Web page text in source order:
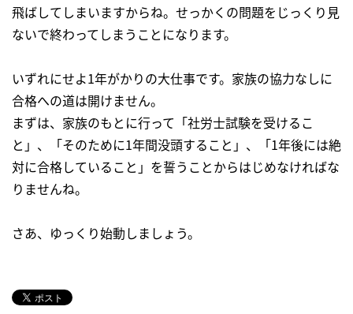
飛ばしてしまいますからね。せっかくの問題をじっくり見
ないで終わってしまうことになります。
いずれにせよ1年がかりの大仕事です。家族の協力なしに
合格への道は開けません。
まずは、家族のもとに行って「社労士試験を受けるこ
と」、「そのために1年間没頭すること」、「1年後には絶
対に合格していること」を誓うことからはじめなければな
りませんね。
さあ、ゆっくり始動しましょう。